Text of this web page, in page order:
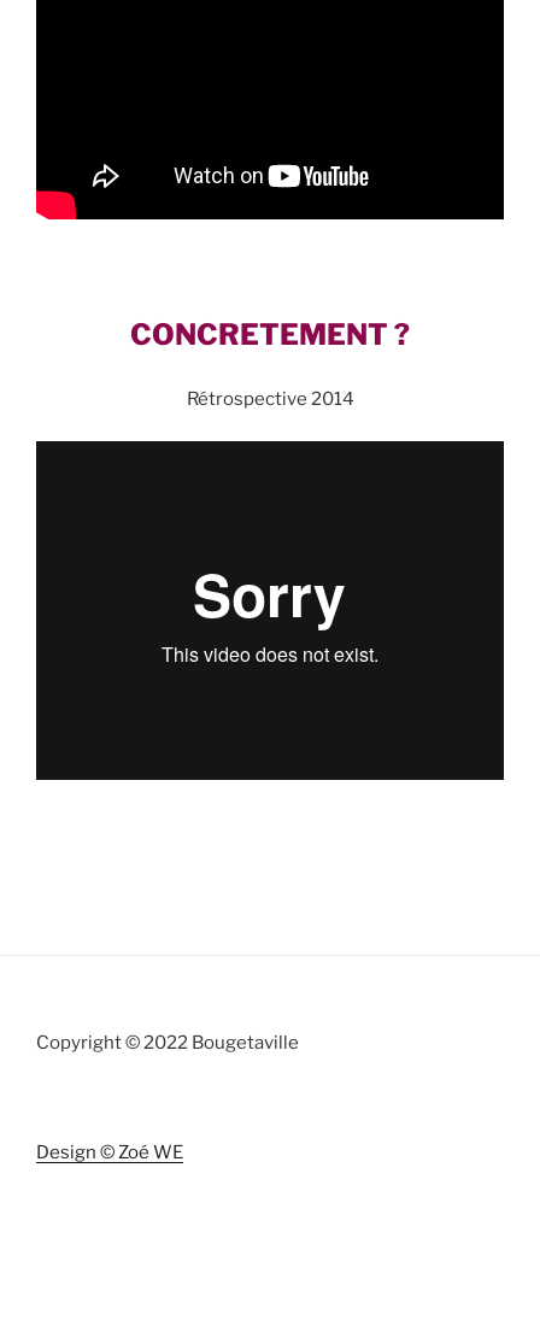
CONCRETEMENT ?
Rétrospective 2014
Copyright © 2022 Bougetaville
Design © Zoé WE